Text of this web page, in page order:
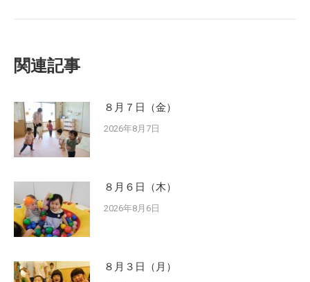
関連記事
８月７日（金）
2026年8月7日
８月６日（木）
2026年8月6日
８月３日（月）